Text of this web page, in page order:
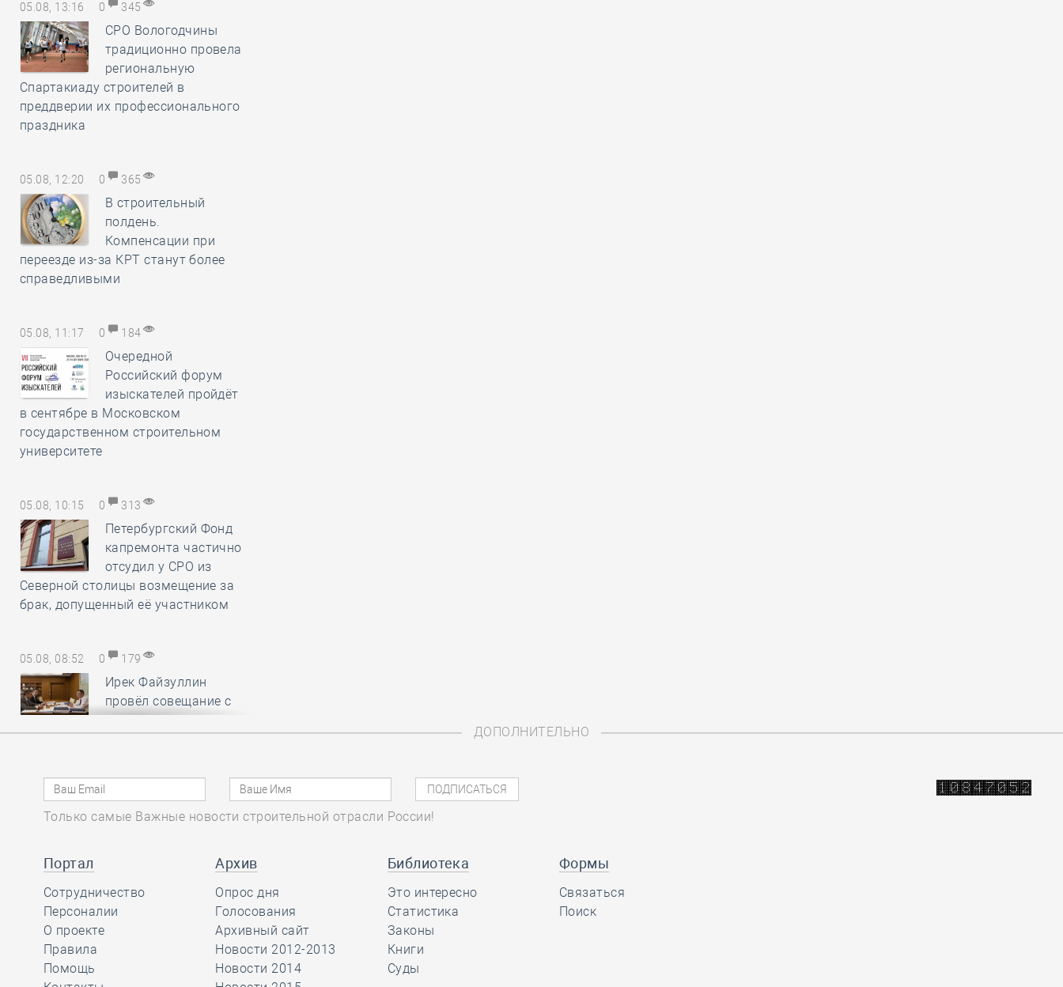
05.08, 13:16 0 345
СРО Вологодчины
традиционно провела
региональную
Спартакиаду строителей в
преддверии их профессионального
праздника
05.08, 12:20 0 365
В строительный
полдень.
Компенсации при
переезде из-за КРТ станут более
справедливыми
05.08, 11:17 0 184
Очередной
Российский форум
изыскателей пройдёт
в сентябре в Московском
государственном строительном
университете
05.08, 10:15 0 313
Петербургский Фонд
капремонта частично
отсудил у СРО из
Северной столицы возмещение за
брак, допущенный её участником
05.08, 08:52 0 179
Ирек Файзуллин
провёл совещание с
представителями ПАО
ДОМ.РФ по вопросам КРТ и
городской среды
отбилась от иска о
субсидиарной
ответственности, убедив арбитраж
в пропуске истцом срока исковой
давности
ДОПОЛНИТЕЛЬНО
Только самые Важные новости строительной отрасли России!
Портал
Сотрудничество
Персоналии
О проекте
Правила
Помощь
Архив
Опрос дня
Голосования
Архивный сайт
Новости 2012-2013
Новости 2014
Библиотека
Это интересно
Статистика
Законы
Книги
Суды
Формы
Связаться
Поиск